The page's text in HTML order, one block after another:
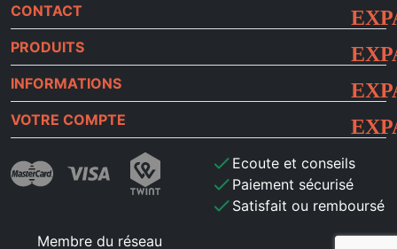
CONTACT
PRODUITS
INFORMATIONS
VOTRE COMPTE
check Ecoute et conseils
check Paiement sécurisé
check Satisfait ou remboursé
Membre du réseau